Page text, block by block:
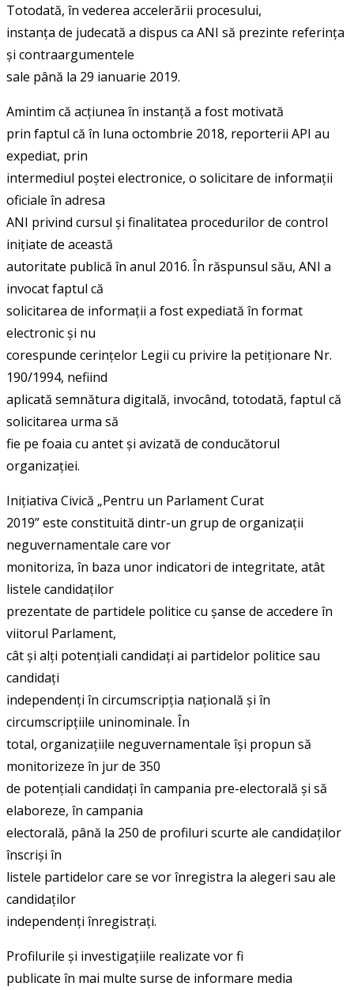
Totodată, în vederea accelerării procesului,
instanța de judecată a dispus ca ANI să prezinte referința
și contraargumentele
sale până la 29 ianuarie 2019.
Amintim că acțiunea în instanță a fost motivată
prin faptul că în luna octombrie 2018, reporterii API au
expediat, prin
intermediul poștei electronice, o solicitare de informații
oficiale în adresa
ANI privind cursul și finalitatea procedurilor de control
inițiate de această
autoritate publică în anul 2016. În răspunsul său, ANI a
invocat faptul că
solicitarea de informații a fost expediată în format
electronic și nu
corespunde cerințelor Legii cu privire la petiționare Nr.
190/1994, nefiind
aplicată semnătura digitală, invocând, totodată, faptul că
solicitarea urma să
fie pe foaia cu antet și avizată de conducătorul
organizației.
Inițiativa Civică „Pentru un Parlament Curat
2019” este constituită dintr-un grup de organizații
neguvernamentale care vor
monitoriza, în baza unor indicatori de integritate, atât
listele candidaților
prezentate de partidele politice cu șanse de accedere în
viitorul Parlament,
cât și alți potențiali candidați ai partidelor politice sau
candidați
independenți în circumscripția națională și în
circumscripțiile uninominale. În
total, organizațiile neguvernamentale își propun să
monitorizeze în jur de 350
de potențiali candidați în campania pre-electorală și să
elaboreze, în campania
electorală, până la 250 de profiluri scurte ale candidaților
înscriși în
listele partidelor care se vor înregistra la alegeri sau ale
candidaților
independenți înregistrați.
Profilurile și investigațiile realizate vor fi
publicate în mai multe surse de informare media